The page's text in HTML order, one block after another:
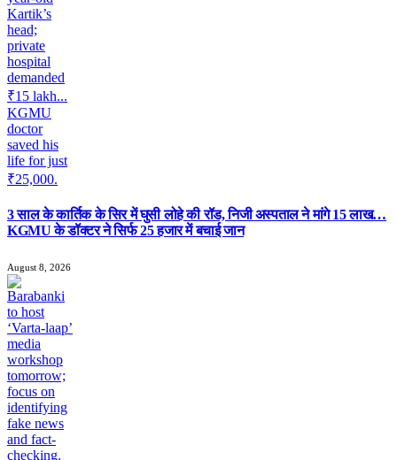
3 साल के कार्तिक के सिर में घुसी लोहे की रॉड, निजी अस्पताल ने मांगे 15 लाख…
KGMU के डॉक्टर ने सिर्फ 25 हजार में बचाई जान
August 8, 2026